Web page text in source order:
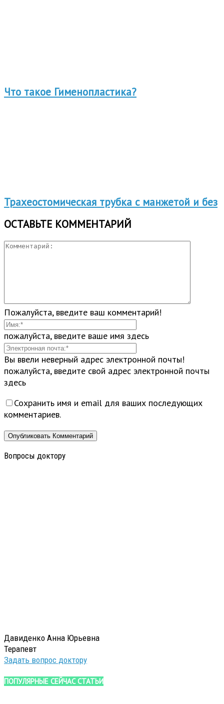
Что такое Гименопластика?
Трахеостомическая трубка с манжетой и без
ОСТАВЬТЕ КОММЕНТАРИЙ
Пожалуйста, введите ваш комментарий!
пожалуйста, введите ваше имя здесь
Вы ввели неверный адрес электронной почты!
пожалуйста, введите свой адрес электронной почты
здесь
Сохранить имя и email для ваших последующих
комментариев.
Вопросы доктору
Давиденко Анна Юрьевна
Терапевт
Задать вопрос доктору
ПОПУЛЯРНЫЕ СЕЙЧАС СТАТЬИ